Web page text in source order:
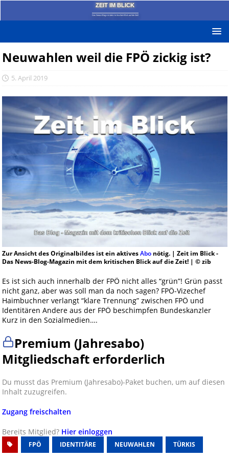
ZEIT IM BLICK
Das News-Blog mit dem kritischen Blick auf die Zeit!
Neuwahlen weil die FPÖ zickig ist?
5. April 2019
Zur Ansicht des Originalbildes ist ein aktivesAbonötig. | Zeit im Blick -
Das News-Blog-Magazin mit dem kritischen Blick auf die Zeit! | © zib
Es ist sich auch innerhalb der FPÖ nicht alles “grün”! Grün passt
nicht ganz, aber was soll man da noch sagen? FPÖ-Vizechef
Haimbuchner verlangt “klare Trennung” zwischen FPÖ und
Identitären Andere aus der FPÖ beschimpfen Bundeskanzler
Kurz in den Sozialmedien….
Premium (Jahresabo)
Mitgliedschaft erforderlich
Du musst das Premium (Jahresabo)-Paket buchen, um auf diesen
Inhalt zuzugreifen.
Zugang freischalten
Bereits Mitglied? Hier einloggen
FPÖ IDENTITÄRE NEUWAHLEN TÜRKIS